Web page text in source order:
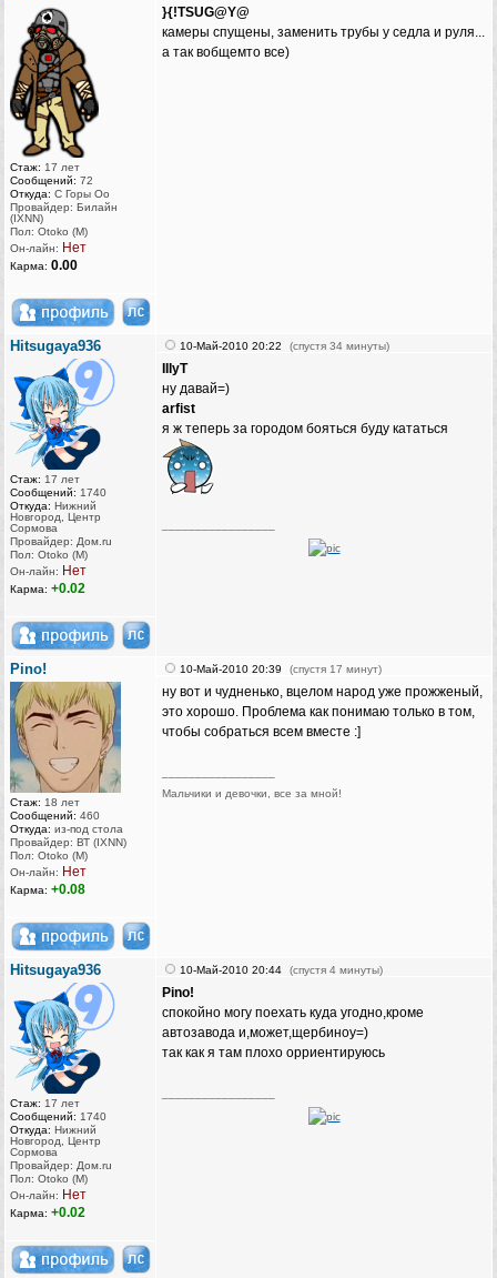
Стаж: 17 лет
Сообщений: 72
Откуда: С Горы Оо
Провайдер: Билайн
(IXNN)
Пол: Otoko (M)
Он-лайн: Нет
Карма: 0.00
}{!TSUG@Y@
камеры спущены, заменить трубы у седла и руля...
а так вобщемто все)
Hitsugaya936
Стаж: 17 лет
Сообщений: 1740
Откуда: Нижний
Новгород, Центр
Сормова
Провайдер: Дом.ru
Пол: Otoko (M)
Он-лайн: Нет
Карма: +0.02
10-Май-2010 20:22 (спустя 34 минуты)
IIIyT
ну давай=)
arfist
я ж теперь за городом бояться буду кататься
Pino!
Стаж: 18 лет
Сообщений: 460
Откуда: из-под стола
Провайдер: ВТ (IXNN)
Пол: Otoko (M)
Он-лайн: Нет
Карма: +0.08
10-Май-2010 20:39 (спустя 17 минут)
ну вот и чудненько, вцелом народ уже прожженый,
это хорошо. Проблема как понимаю только в том,
чтобы собраться всем вместе :]
Мальчики и девочки, все за мной!
Hitsugaya936
Стаж: 17 лет
Сообщений: 1740
Откуда: Нижний
Новгород, Центр
Сормова
Провайдер: Дом.ru
Пол: Otoko (M)
Он-лайн: Нет
Карма: +0.02
10-Май-2010 20:44 (спустя 4 минуты)
Pino!
спокойно могу поехать куда угодно,кроме
автозавода и,может,щербиноу=)
так как я там плохо орриентируюсь